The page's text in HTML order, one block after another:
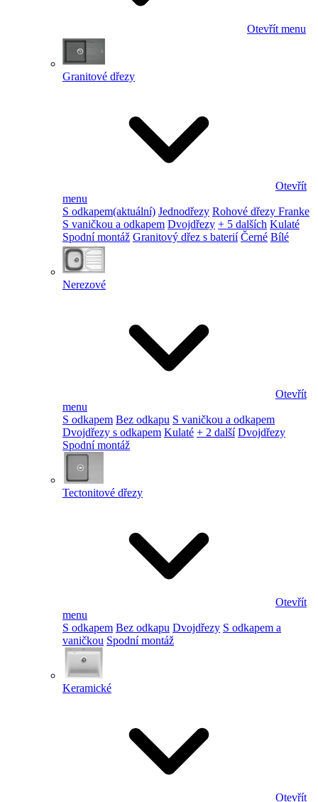
Otevřít menu
Granitové dřezy
Otevřít
menu
S odkapem(aktuální) Jednodřezy Rohové dřezy Franke
S vaničkou a odkapem Dvojdřezy + 5 dalších Kulaté
Spodní montáž Granitový dřez s baterií Černé Bílé
Nerezové
Otevřít
menu
S odkapem Bez odkapu S vaničkou a odkapem
Dvojdřezy s odkapem Kulaté + 2 další Dvojdřezy
Spodní montáž
Tectonitové dřezy
Otevřít
menu
S odkapem Bez odkapu Dvojdřezy S odkapem a
vaničkou Spodní montáž
Keramické
Otevřít